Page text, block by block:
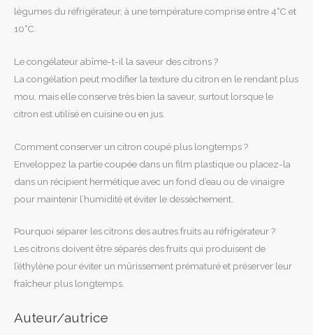
légumes du réfrigérateur, à une température comprise entre 4°C et
10°C.
Le congélateur abîme-t-il la saveur des citrons ?
La congélation peut modifier la texture du citron en le rendant plus
mou, mais elle conserve très bien la saveur, surtout lorsque le
citron est utilisé en cuisine ou en jus.
Comment conserver un citron coupé plus longtemps ?
Enveloppez la partie coupée dans un film plastique ou placez-la
dans un récipient hermétique avec un fond d’eau ou de vinaigre
pour maintenir l’humidité et éviter le dessèchement.
Pourquoi séparer les citrons des autres fruits au réfrigérateur ?
Les citrons doivent être séparés des fruits qui produisent de
l’éthylène pour éviter un mûrissement prématuré et préserver leur
fraîcheur plus longtemps.
Auteur/autrice